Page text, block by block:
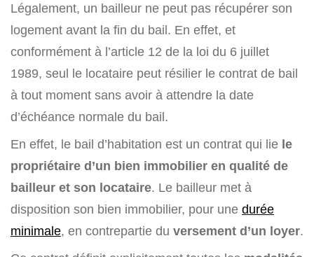
Légalement, un bailleur ne peut pas récupérer son
logement avant la fin du bail. En effet, et
conformément à l’article 12 de la loi du 6 juillet
1989, seul le locataire peut résilier le contrat de bail
à tout moment sans avoir à attendre la date
d’échéance normale du bail.
En effet, le bail d’habitation est un contrat qui lie le
propriétaire d’un bien immobilier en qualité de
bailleur et son locataire. Le bailleur met à
disposition son bien immobilier, pour une durée
minimale, en contrepartie du versement d’un loyer.